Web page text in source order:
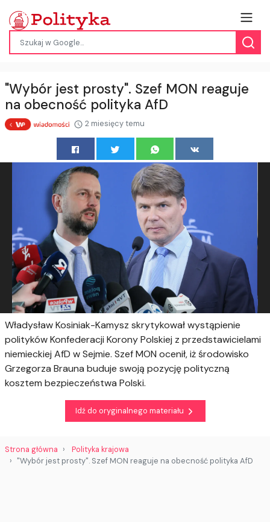
"Wybór jest prosty". Szef MON reaguje
na obecność polityka AfD
2 miesięcy temu
Władysław Kosiniak-Kamysz skrytykował wystąpienie
polityków Konfederacji Korony Polskiej z przedstawicielami
niemieckiej AfD w Sejmie. Szef MON ocenił, iż środowisko
Grzegorza Brauna buduje swoją pozycję polityczną
kosztem bezpieczeństwa Polski.
Idź do oryginalnego materiału
Strona główna
Polityka krajowa
"Wybór jest prosty". Szef MON reaguje na obecność polityka AfD